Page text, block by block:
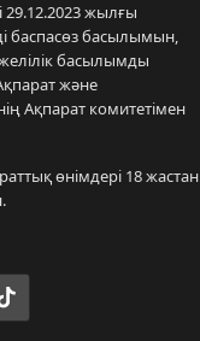
29.12.2023 жылғы
баспасөз басылымын,
желілік басылымды
және
Ақпарат комитетімен
өнімдері 18 жастан